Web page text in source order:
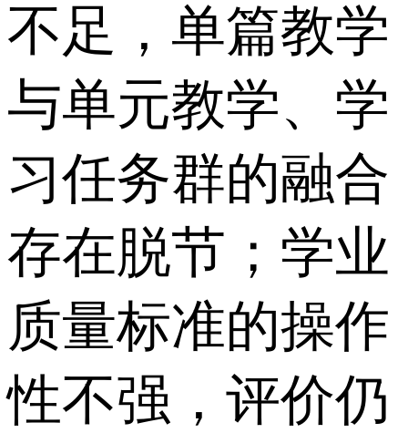
不足，单篇教学
与单元教学、学
习任务群的融合
存在脱节；学业
质量标准的操作
性不强，评价仍